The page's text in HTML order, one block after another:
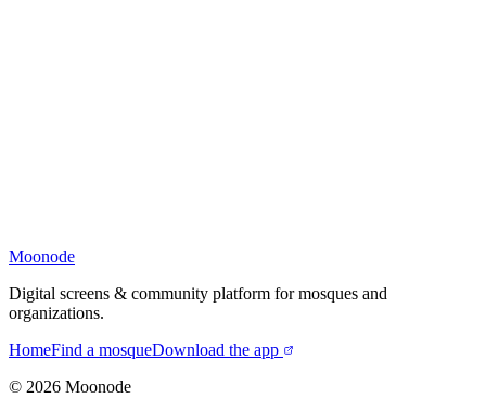
Moonode
Digital screens & community platform for mosques and
organizations.
HomeFind a mosqueDownload the app
© 2026 Moonode